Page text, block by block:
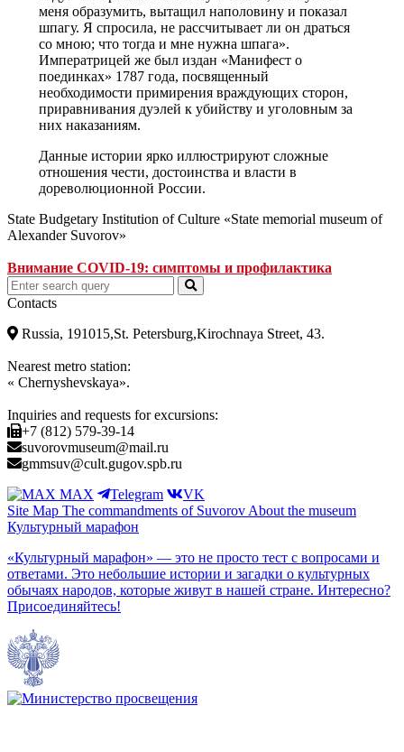
меня образумить, вытащил наполовину и показал
шпагу. Я спросила, не рассчитывает ли он драться
со мною; что тогда и мне нужна шпага».
Императрицей же был издан «Манифест о
поединках» 1787 года, посвященный
необходимости примирения враждующих сторон,
приравнивания дуэлей к убийству и уголовным за
них наказаниям.
Данные истории ярко иллюстрируют сложные
отношения чести, достоинства и власти в
дореволюционной России.
State Budgetary Institution of Culture «State memorial museum of
Alexander Suvorov»
Внимание COVID-19: симптомы и профилактика
Contacts
Russia, 191015,St. Petersburg,Kirochnaya Street, 43.
Nearest metro station:
« Chernyshevskaya».
Inquiries and requests for excursions:
+7 (812) 579-39-14
suvorovmuseum@mail.ru
gmmsuv@cult.gugov.spb.ru
MAX
Telegram
VK
Site Map The commandments of Suvorov About the museum
Культурный марафон
«Культурный марафон» — это не просто тест с вопросами и
ответами. Это небольшие истории и загадки о культурных
обычаях народов, которые живут в нашей стране. Интересно?
Присоединяйтесь!